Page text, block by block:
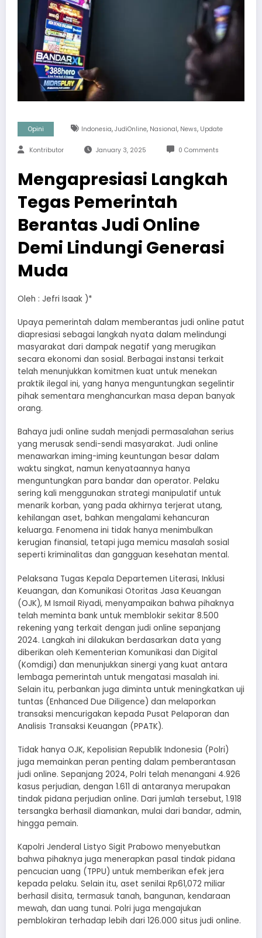
Opini Indonesia, JudiOnline, Nasional, News, Update
Kontributor January 3, 2025 0 Comments
Mengapresiasi Langkah
Tegas Pemerintah
Berantas Judi Online
Demi Lindungi Generasi
Muda
Oleh : Jefri Isaak )*
Upaya pemerintah dalam memberantas judi online patut
diapresiasi sebagai langkah nyata dalam melindungi
masyarakat dari dampak negatif yang merugikan
secara ekonomi dan sosial. Berbagai instansi terkait
telah menunjukkan komitmen kuat untuk menekan
praktik ilegal ini, yang hanya menguntungkan segelintir
pihak sementara menghancurkan masa depan banyak
orang.
Bahaya judi online sudah menjadi permasalahan serius
yang merusak sendi-sendi masyarakat. Judi online
menawarkan iming-iming keuntungan besar dalam
waktu singkat, namun kenyataannya hanya
menguntungkan para bandar dan operator. Pelaku
sering kali menggunakan strategi manipulatif untuk
menarik korban, yang pada akhirnya terjerat utang,
kehilangan aset, bahkan mengalami kehancuran
keluarga. Fenomena ini tidak hanya menimbulkan
kerugian finansial, tetapi juga memicu masalah sosial
seperti kriminalitas dan gangguan kesehatan mental.
Pelaksana Tugas Kepala Departemen Literasi, Inklusi
Keuangan, dan Komunikasi Otoritas Jasa Keuangan
(OJK), M Ismail Riyadi, menyampaikan bahwa pihaknya
telah meminta bank untuk memblokir sekitar 8.500
rekening yang terkait dengan judi online sepanjang
2024. Langkah ini dilakukan berdasarkan data yang
diberikan oleh Kementerian Komunikasi dan Digital
(Komdigi) dan menunjukkan sinergi yang kuat antara
lembaga pemerintah untuk mengatasi masalah ini.
Selain itu, perbankan juga diminta untuk meningkatkan uji
tuntas (Enhanced Due Diligence) dan melaporkan
transaksi mencurigakan kepada Pusat Pelaporan dan
Analisis Transaksi Keuangan (PPATK).
Tidak hanya OJK, Kepolisian Republik Indonesia (Polri)
juga memainkan peran penting dalam pemberantasan
judi online. Sepanjang 2024, Polri telah menangani 4.926
kasus perjudian, dengan 1.611 di antaranya merupakan
tindak pidana perjudian online. Dari jumlah tersebut, 1.918
tersangka berhasil diamankan, mulai dari bandar, admin,
hingga pemain.
Kapolri Jenderal Listyo Sigit Prabowo menyebutkan
bahwa pihaknya juga menerapkan pasal tindak pidana
pencucian uang (TPPU) untuk memberikan efek jera
kepada pelaku. Selain itu, aset senilai Rp61,072 miliar
berhasil disita, termasuk tanah, bangunan, kendaraan
mewah, dan uang tunai. Polri juga mengajukan
pemblokiran terhadap lebih dari 126.000 situs judi online.